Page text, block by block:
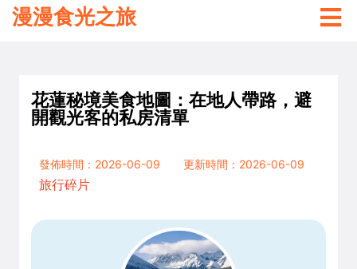
漫漫食光之旅
花蓮秘境美食地圖：在地人帶路，避
開觀光客的私房清單
發佈時間：2026-06-09
更新時間：2026-06-09
旅行碎片